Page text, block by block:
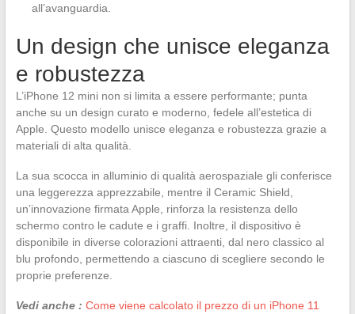
all’avanguardia.
Un design che unisce eleganza
e robustezza
L’iPhone 12 mini non si limita a essere performante; punta
anche su un design curato e moderno, fedele all’estetica di
Apple. Questo modello unisce eleganza e robustezza grazie a
materiali di alta qualità.
La sua scocca in alluminio di qualità aerospaziale gli conferisce
una leggerezza apprezzabile, mentre il Ceramic Shield,
un’innovazione firmata Apple, rinforza la resistenza dello
schermo contro le cadute e i graffi. Inoltre, il dispositivo è
disponibile in diverse colorazioni attraenti, dal nero classico al
blu profondo, permettendo a ciascuno di scegliere secondo le
proprie preferenze.
Vedi anche : Come viene calcolato il prezzo di un iPhone 11